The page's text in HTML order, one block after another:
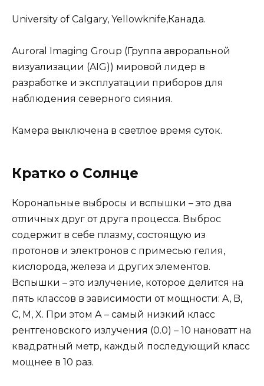
University of Calgary, Yellowknife,Канада.
Auroral Imaging Group (Группа авроральной
визуализации (AIG)) мировой лидер в
разработке и эксплуатации приборов для
наблюдения северного сияния.
Камера выключена в светлое время суток.
Кратко о Солнце
Корональные выбросы и вспышки – это два
отличных друг от друга процесса. Выброс
содержит в себе плазму, состоящую из
протонов и электронов с примесью гелия,
кислорода, железа и других элементов.
Вспышки – это излучение, которое делится на
пять классов в зависимости от мощности: A, B,
C, M, X. При этом А – самый низкий класс
рентгеновского излучения (0.0) – 10 нановатт на
квадратный метр, каждый последующий класс
мощнее в 10 раз.